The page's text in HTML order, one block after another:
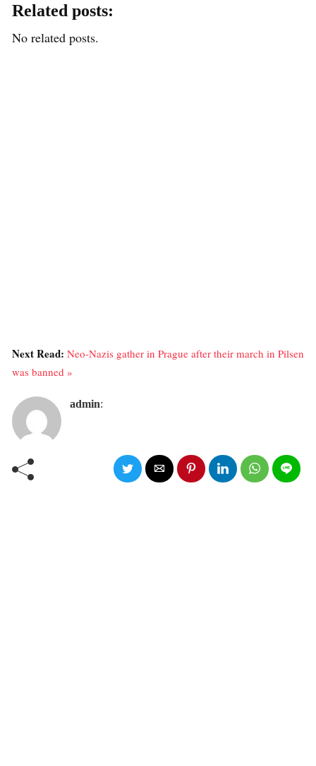
Related posts:
No related posts.
Next Read: Neo-Nazis gather in Prague after their march in Pilsen
was banned »
admin: